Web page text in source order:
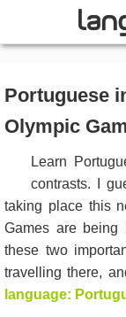
Contactez-nous
Se connecter
Aide
€
Portuguese
Olympic
Learn
contrasts. I
taking place this
Games are
these two
travelling there,
language: